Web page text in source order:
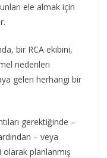
ele almak için
bir RCA ekibini,
nedenleri
gelen herhangi bir
gerektiğinde –
– veya
olarak planlanmış